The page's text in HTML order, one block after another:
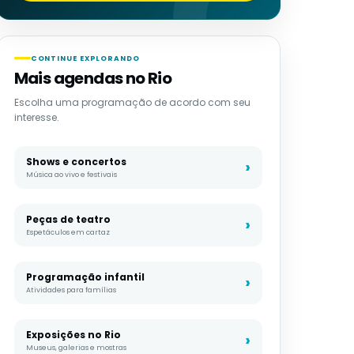
CONTINUE EXPLORANDO
Mais agendas no Rio
Escolha uma programação de acordo com seu
interesse.
Shows e concertos
Música ao vivo e festivais
Peças de teatro
Espetáculos em cartaz
Programação infantil
Atividades para famílias
Exposições no Rio
Museus, galerias e mostras